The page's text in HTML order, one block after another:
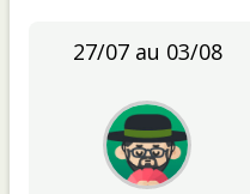
27/07 au 03/08